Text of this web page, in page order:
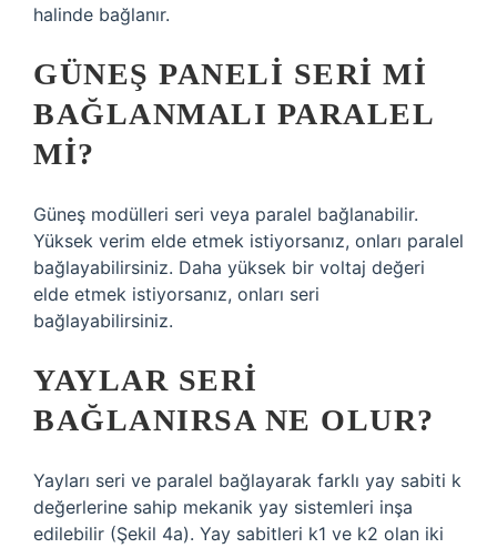
halinde bağlanır.
GÜNEŞ PANELI SERI MI
BAĞLANMALI PARALEL
MI?
Güneş modülleri seri veya paralel bağlanabilir.
Yüksek verim elde etmek istiyorsanız, onları paralel
bağlayabilirsiniz. Daha yüksek bir voltaj değeri
elde etmek istiyorsanız, onları seri
bağlayabilirsiniz.
YAYLAR SERI
BAĞLANIRSA NE OLUR?
Yayları seri ve paralel bağlayarak farklı yay sabiti k
değerlerine sahip mekanik yay sistemleri inşa
edilebilir (Şekil 4a). Yay sabitleri k1 ve k2 olan iki